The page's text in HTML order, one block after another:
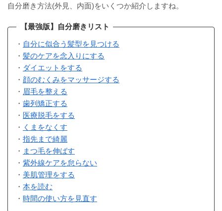
自分磨き方法(外見、内面)をいくつか紹介しますね。
【最強版】自分磨きリスト
・ 自分に似合う髪型を見つける
・ 髪のケアを念入りにする
・ ダイエットをする
・ 顔のむくみをマッサージする
・ 眉毛を整える
・ 歯列矯正する
・ 医療脱毛をする
・ くまをなくす
・ 指先まで綺麗
・ まつ毛を伸ばす
・ 紫外線ケアを怠らない
・ 美肌管理をする
・ 本を読む
・ 時間の使い方を見直す